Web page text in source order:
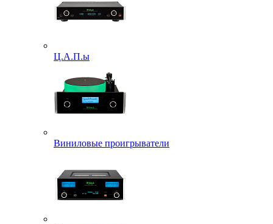
Ц.А.П.ы
Виниловые проигрыватели